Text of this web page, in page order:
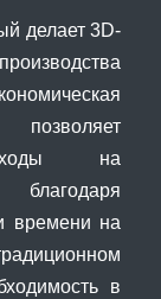
делает 3D-
на
времени на
в